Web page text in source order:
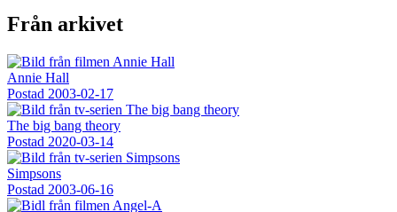
Från arkivet
Annie Hall
Postad 2003-02-17
The big bang theory
Postad 2020-03-14
Simpsons
Postad 2003-06-16